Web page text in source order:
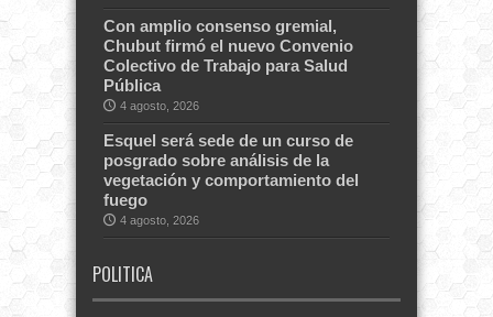
Con amplio consenso gremial,
Chubut firmó el nuevo Convenio
Colectivo de Trabajo para Salud
Pública
4 agosto, 2026
Esquel será sede de un curso de
posgrado sobre análisis de la
vegetación y comportamiento del
fuego
4 agosto, 2026
POLITICA